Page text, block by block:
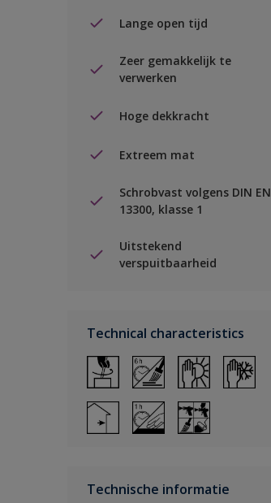
Lange open tijd
Zeer gemakkelijk te
verwerken
Hoge dekkracht
Extreem mat
Schrobvast volgens DIN EN
13300, klasse 1
Uitstekend
verspuitbaarheid
Technical characteristics
Technische informatie